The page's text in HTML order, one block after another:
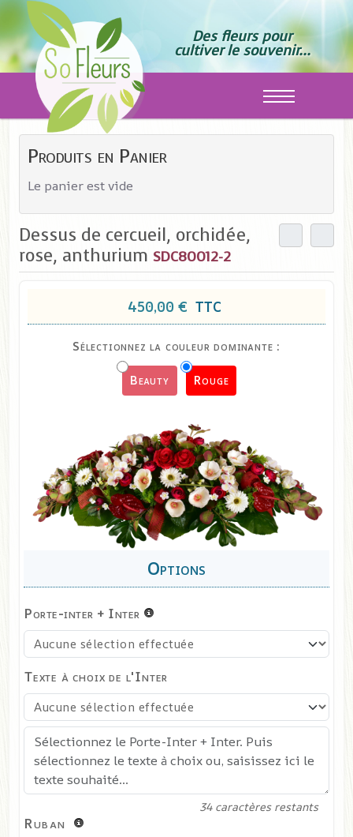
Des fleurs pour
cultiver le souvenir...
Off-Canvas
Dessus de cercueil, orchidée,
rose, anthurium SDC80012-2
450,00 € TTC
Sélectionnez la couleur dominante :
Beauty Rouge
Porte-inter + Inter
Ruban
Texte à choix de l'Inter
34caractères restants
Produits en Panier
Le panier est vide